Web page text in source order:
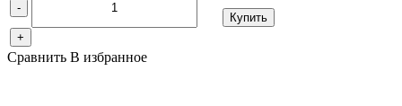
-
+
Купить
Сравнить В избранное